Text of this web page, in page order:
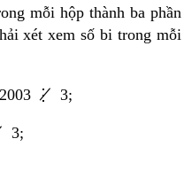
mỗi hộp thành ba phần
xét xem số bi trong mỗi
⋮̸ 3;
3;